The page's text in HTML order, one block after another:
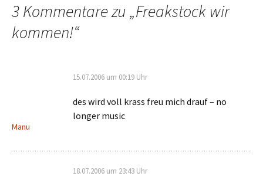
3 Kommentare zu „Freakstock wir
kommen!“
Manu
15.07.2006 um 00:19 Uhr
des wird voll krass freu mich drauf – no
longer music
18.07.2006 um 23:43 Uhr